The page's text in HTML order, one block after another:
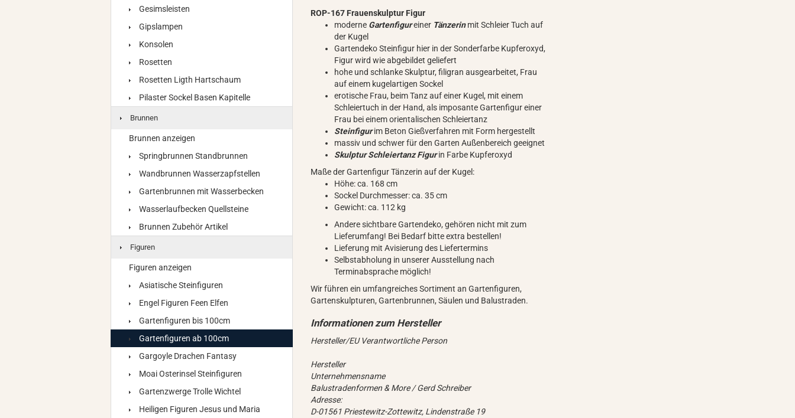
ROP-167 Frauenskulptur Figur
moderne Gartenfigureiner Tänzerinmit Schleier Tuch auf
der Kugel
Gartendeko Steinfigur hier in der Sonderfarbe Kupferoxyd,
Figur wird wie abgebildet geliefert
hohe und schlanke Skulptur, filigran ausgearbeitet, Frau
auf einem kugelartigen Sockel
erotische Frau, beim Tanz auf einer Kugel, mit einem
Schleiertuch in der Hand, als imposante Gartenfigur einer
Frau bei einem orientalischen Schleiertanz
Steinfigurim Beton Gießverfahren mit Form hergestellt
massiv und schwer für den Garten Außenbereich geeignet
Skulptur Schleiertanz Figurin Farbe Kupferoxyd
Maße der Gartenfigur Tänzerin auf der Kugel:
Höhe: ca. 168 cm
Sockel Durchmesser: ca. 35 cm
Gewicht: ca. 112 kg
Andere sichtbare Gartendeko, gehören nicht mit zum
Lieferumfang! Bei Bedarf bitte extra bestellen!
Lieferung mit Avisierung des Liefertermins
Selbstabholung in unserer Ausstellung nach
Terminabsprache möglich!
Wir führen ein umfangreiches Sortiment an Gartenfiguren,
Gartenskulpturen, Gartenbrunnen, Säulen und Balustraden.
Hersteller/EU Verantwortliche Person
Hersteller
Unternehmensname
Balustradenformen & More / Gerd Schreiber
Adresse:
D-01561 Priestewitz-Zottewitz, Lindenstraße 19
Gesimsleisten
Gipslampen
Konsolen
Rosetten
Rosetten Ligth Hartschaum
Pilaster Sockel Basen Kapitelle
Brunnen
Brunnen anzeigen
Springbrunnen Standbrunnen
Wandbrunnen Wasserzapfstellen
Gartenbrunnen mit Wasserbecken
Wasserlaufbecken Quellsteine
Brunnen Zubehör Artikel
Figuren
Figuren anzeigen
Asiatische Steinfiguren
Engel Figuren Feen Elfen
Gartenfiguren bis 100cm
Gartenfiguren ab 100cm
Gargoyle Drachen Fantasy
Moai Osterinsel Steinfiguren
Gartenzwerge Trolle Wichtel
Heiligen Figuren Jesus und Maria